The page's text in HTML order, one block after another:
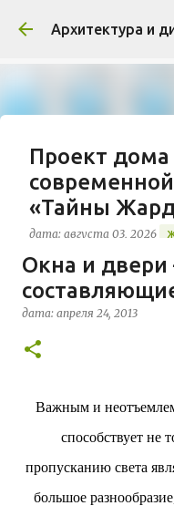
К
Архитектура и
Проект
«Тайны
дата: августа 03, 2026
В марте 2026 года в
строительство
«Jardins Secrets» от
территории бывшей
исторический
— социального
м²) и «Opale & Sens»
113 жилых единиц
Окна и
дата: апреля 24, 2013
Важным и
способствует не
пропусканию света
большое